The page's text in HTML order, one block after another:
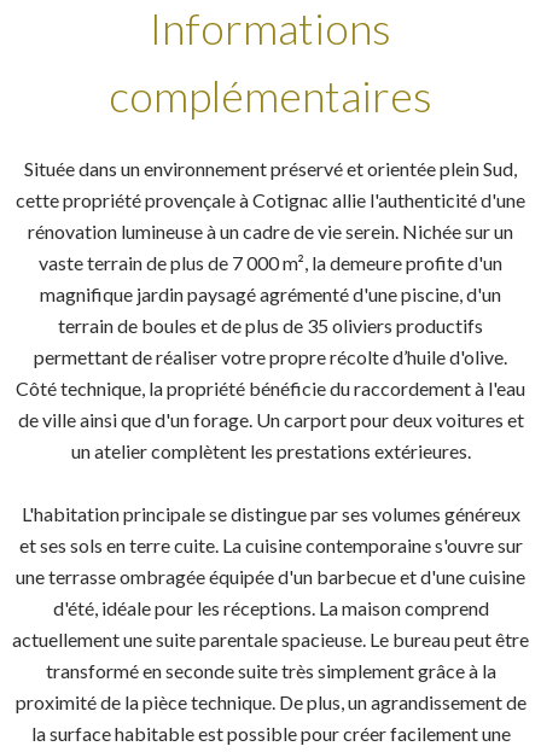
Informations
complémentaires
Située dans un environnement préservé et orientée plein Sud,
cette propriété provençale à Cotignac allie l'authenticité d'une
rénovation lumineuse à un cadre de vie serein. Nichée sur un
vaste terrain de plus de 7 000 m², la demeure profite d'un
magnifique jardin paysagé agrémenté d'une piscine, d'un
terrain de boules et de plus de 35 oliviers productifs
permettant de réaliser votre propre récolte d’huile d'olive.
Côté technique, la propriété bénéficie du raccordement à l'eau
de ville ainsi que d'un forage. Un carport pour deux voitures et
un atelier complètent les prestations extérieures.
L'habitation principale se distingue par ses volumes généreux
et ses sols en terre cuite. La cuisine contemporaine s'ouvre sur
une terrasse ombragée équipée d'un barbecue et d'une cuisine
d'été, idéale pour les réceptions. La maison comprend
actuellement une suite parentale spacieuse. Le bureau peut être
transformé en seconde suite très simplement grâce à la
proximité de la pièce technique. De plus, un agrandissement de
la surface habitable est possible pour créer facilement une